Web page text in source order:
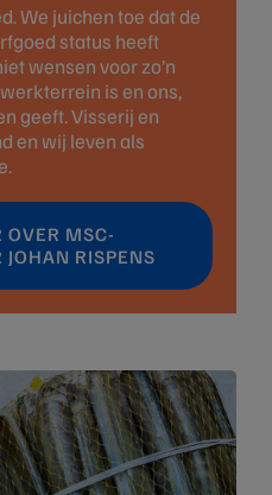
We juichen toe dat de
status heeft
wensen voor zo’n
is en ons,
geeft. Visserij en
en wij leven als
OVER MSC-
RISPENS